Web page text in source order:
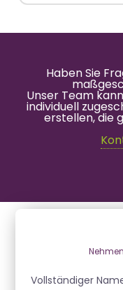
Haben Sie
Unser Team
individuell
erstellen, die
Vollständiger